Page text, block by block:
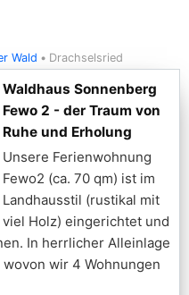
Wald Drachselsried
Waldhaus Sonnenberg
Fewo 2 - der Traum von
Ruhe und Erholung
Unsere Ferienwohnung
Fewo2 (ca. 70 qm) ist im
Landhausstil (rustikal mit
viel Holz) eingerichtet und
In herrlicher Alleinlage
wir 4 Wohnungen